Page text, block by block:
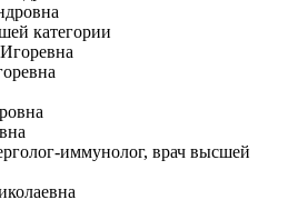
категории
иммунолог, врач высшей